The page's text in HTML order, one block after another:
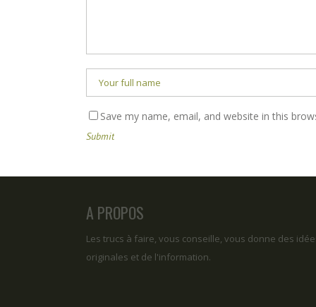
Save my name, email, and website in this
A PROPOS
Les trucs à faire, vous conseille, vous donne des
originales et de l'information.